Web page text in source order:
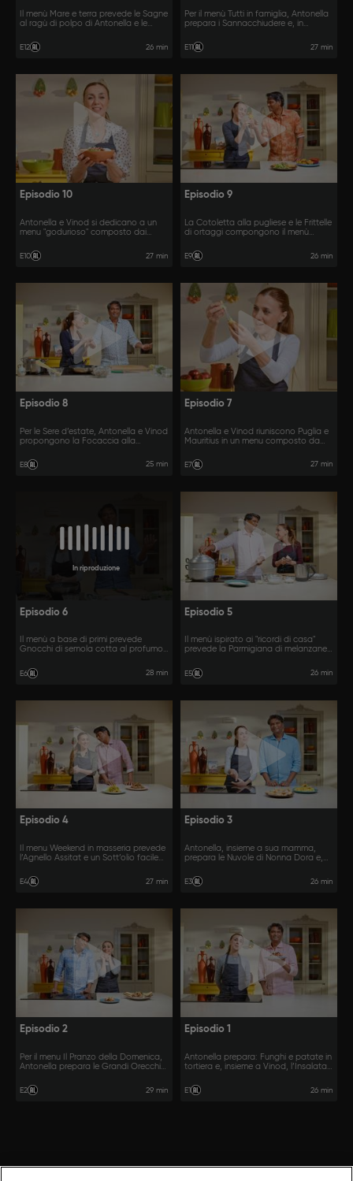
Il menù Mare e terra prevede le Sagne
al ragù di polpo di Antonella e le
E12 26 min
Per il menù Tutti in famiglia, Antonella
prepara i Sannacchiudere e, in
pugliese.
E11 27 min
Episodio 10
Antonella e Vinod si dedicano a un
menu "godurioso" composto dai
banane.
E10 27 min
Episodio 9
La Cotoletta alla pugliese e le Frittelle
di ortaggi compongono il menù
E9 26 min
Episodio 8
Per le Sere d’estate, Antonella e Vinod
propongono la Focaccia alla
E8 25 min
Episodio 7
Antonella e Vinod riuniscono Puglia e
Mauritius in un menu composto da
Ramen.
E7 27 min
In riproduzione
Episodio 6
Il menù a base di primi prevede
Gnocchi di semola cotta al profumo
E6 28 min
Episodio 5
Il menù ispirato ai "ricordi di casa"
prevede la Parmigiana di melanzane
cocco.
E5 26 min
Episodio 4
Il menu Weekend in masseria prevede
l’Agnello Assitat e un Sott’olio facile
E4 27 min
Episodio 3
Antonella, insieme a sua mamma,
prepara le Nuvole di Nonna Dora e,
timo.
E3 26 min
Episodio 2
Per il menu Il Pranzo della Domenica,
Antonella prepara le Grandi Orecchie
Moscardini in umido.
E2 29 min
Episodio 1
Antonella prepara: Funghi e patate in
tortiera e, insieme a Vinod, l’Insalata
Nonna Rita e Frank Moyo.
E1 26 min